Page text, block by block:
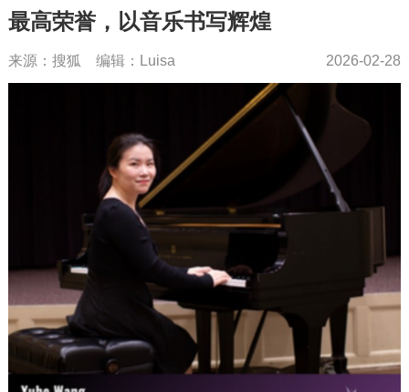
最高荣誉，以音乐书写辉煌
来源：搜狐 编辑：Luisa 2026-02-28